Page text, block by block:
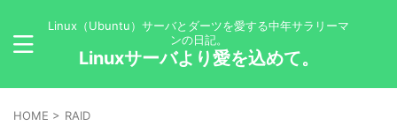
Linux（Ubuntu）サーバとダーツを愛する中年サラリーマ
ンの日記。
Linuxサーバより愛を込めて。
HOME > RAID